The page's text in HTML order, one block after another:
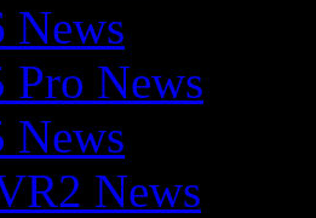
News
Pro News
News
News